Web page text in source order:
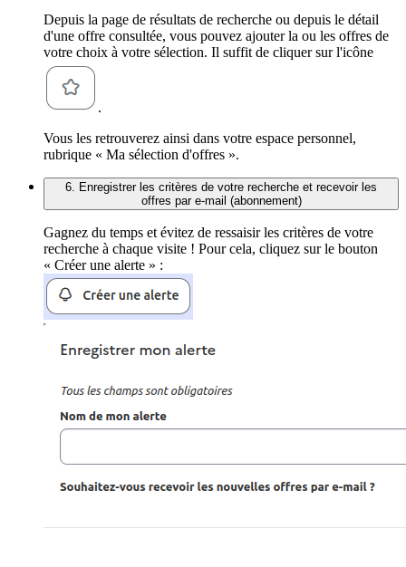
Depuis la page de résultats de recherche ou depuis le détail
d'une offre consultée, vous pouvez ajouter la ou les offres de
votre choix à votre sélection. Il suffit de cliquer sur l'icône
.
Vous les retrouverez ainsi dans votre espace personnel,
rubrique « Ma sélection d'offres ».
6. Enregistrer les critères de votre recherche et recevoir les
offres par e-mail (abonnement)
Gagnez du temps et évitez de ressaisir les critères de votre
recherche à chaque visite ! Pour cela, cliquez sur le bouton
« Créer une alerte » :